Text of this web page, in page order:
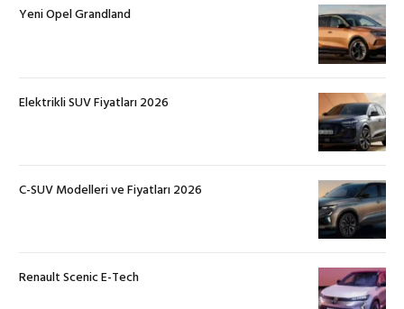
Yeni Opel Grandland
Elektrikli SUV Fiyatları 2026
C-SUV Modelleri ve Fiyatları 2026
Renault Scenic E-Tech